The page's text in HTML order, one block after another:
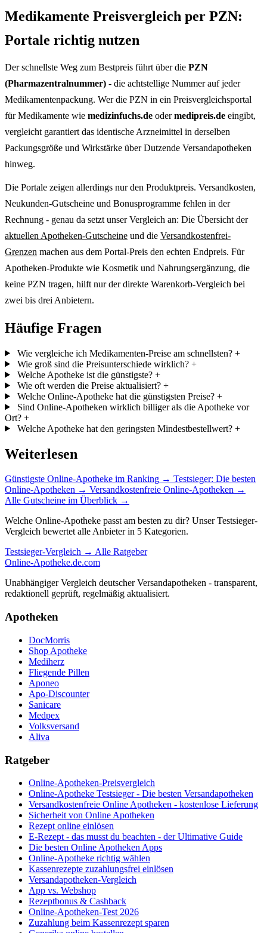
Medikamente Preisvergleich per PZN:
Portale richtig nutzen
Der schnellste Weg zum Bestpreis führt über die PZN
(Pharmazentralnummer) - die achtstellige Nummer auf jeder
Medikamentenpackung. Wer die PZN in ein Preisvergleichsportal
für Medikamente wie medizinfuchs.de odermedipreis.de eingibt,
vergleicht garantiert das identische Arzneimittel in derselben
Packungsgröße und Wirkstärke über Dutzende Versandapotheken
hinweg.
Die Portale zeigen allerdings nur den Produktpreis. Versandkosten,
Neukunden-Gutscheine und Bonusprogramme fehlen in der
Rechnung - genau da setzt unser Vergleich an: Die Übersicht der
aktuellen Apotheken-Gutscheine und die Versandkostenfrei-
Grenzen machen aus dem Portal-Preis den echten Endpreis. Für
Apotheken-Produkte wie Kosmetik und Nahrungsergänzung, die
keine PZN tragen, hilft nur der direkte Warenkorb-Vergleich bei
zwei bis drei Anbietern.
Häufige Fragen
Wie vergleiche ich Medikamenten-Preise am schnellsten? +
Wie groß sind die Preisunterschiede wirklich? +
Welche Apotheke ist die günstigste? +
Wie oft werden die Preise aktualisiert? +
Welche Online-Apotheke hat die günstigsten Preise? +
Sind Online-Apotheken wirklich billiger als die Apotheke vor
Ort? +
Welche Apotheke hat den geringsten Mindestbestellwert? +
Weiterlesen
Günstigste Online-Apotheke im Ranking → Testsieger: Die besten
Online-Apotheken → Versandkostenfreie Online-Apotheken →
Alle Gutscheine im Überblick →
Welche Online-Apotheke passt am besten zu dir? Unser Testsieger-
Vergleich bewertet alle Anbieter in 5 Kategorien.
Testsieger-Vergleich → Alle Ratgeber
Online-Apotheke.de.com
Unabhängiger Vergleich deutscher Versandapotheken - transparent,
redaktionell geprüft, regelmäßig aktualisiert.
Apotheken
DocMorris
Shop Apotheke
Mediherz
Fliegende Pillen
Aponeo
Apo-Discounter
Sanicare
Medpex
Volksversand
Aliva
Ratgeber
Online-Apotheken-Preisvergleich
Online-Apotheke Testsieger - Die besten Versandapotheken
Versandkostenfreie Online Apotheken - kostenlose Lieferung
Sicherheit von Online Apotheken
Rezept online einlösen
E-Rezept - das musst du beachten - der Ultimative Guide
Die besten Online Apotheken Apps
Online-Apotheke richtig wählen
Kassenrezepte zuzahlungsfrei einlösen
Versandapotheken-Vergleich
App vs. Webshop
Rezeptbonus & Cashback
Online-Apotheken-Test 2026
Zuzahlung beim Kassenrezept sparen